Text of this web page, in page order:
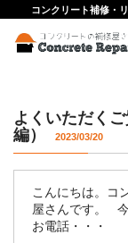
コンクリート補修・
よくいただく
編）
2023/03/20
こんにちは。コ
屋さんです。
お電話・・・